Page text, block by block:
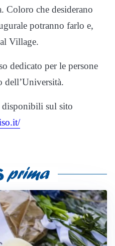
Coloro che desiderano
potranno farlo e,
Village.
dedicato per le persone
dell’Università.
sul sito